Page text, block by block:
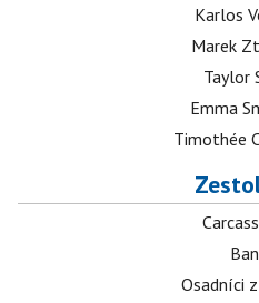
Karlos
Marek
Taylor
Emma
Timothée
Osadníci